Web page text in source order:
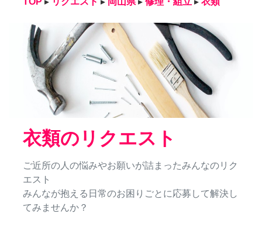
衣類のリクエスト
ご近所の人の悩みやお願いが詰まったみんなのリク
エスト
みんなが抱える日常のお困りごとに応募して解決し
てみませんか？